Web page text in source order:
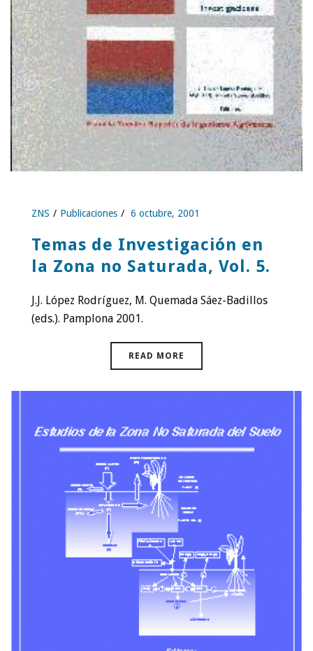
ZNS Publicaciones 6 octubre, 2001
Temas de Investigación en
la Zona no Saturada, Vol. 5.
J.J. López Rodríguez, M. Quemada Sáez-Badillos
(eds.). Pamplona 2001.
READ MORE